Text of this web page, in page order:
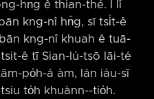
hn̄g ê thian-thé. I lî
kng-nî hn̄g, sī tsi̍t-ê
kng-nî khuah ê tuā-
ê tī Sian-lú-tsō lāi-té
po̍h-á àm, lán iáu-sī
to̍h khuànn-⁠-tio̍h.